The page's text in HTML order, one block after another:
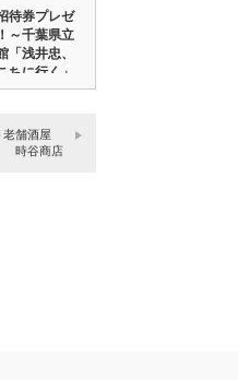
待券プレゼ
～千葉県立
「浅井忠、
ちに行く」
老舗酒屋
時谷商店